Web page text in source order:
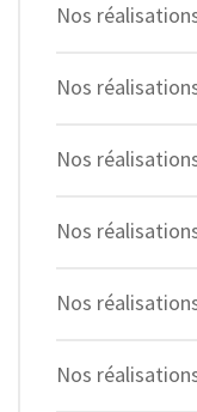
Nos
Nos
Nos
Nos
Nos
Nos